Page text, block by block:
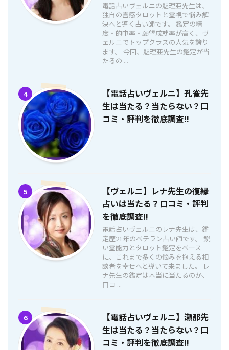
電話占いヴェルニの魅理亜先生は、
独自の霊感タロットと霊視で悩み解
決へと導く占い師です。 鑑定の精
度・的中率・願望成就率が高く、ヴ
ェルニでトップクラスの人気を誇り
ます。 今回、魅理亜先生の鑑定が当
たるの ...
4
【電話占いヴェルニ】孔雀先
生は当たる？当たらない？口
コミ・評判を徹底調査!!
5
【ヴェルニ】レナ先生の復縁
占いは当たる？口コミ・評判
を徹底調査!!
電話占いヴェルニのレナ先生は、鑑
定歴21年のベテラン占い師です。 鋭
い霊能力とタロット鑑定をベース
に、これまで多くの悩みを抱える相
談者を幸せへと導いて来ました。 レ
ナ先生の鑑定は本当に当たるのか、
口コ ...
6
【電話占いヴェルニ】瀬那先
生は当たる？当たらない？口
コミ・評判を徹底調査!!